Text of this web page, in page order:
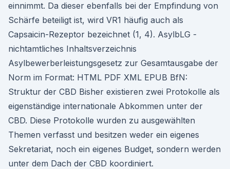
einnimmt. Da dieser ebenfalls bei der Empfindung von
Schärfe beteiligt ist, wird VR1 häufig auch als
Capsaicin-Rezeptor bezeichnet (1, 4). AsylbLG -
nichtamtliches Inhaltsverzeichnis
Asylbewerberleistungsgesetz zur Gesamtausgabe der
Norm im Format: HTML PDF XML EPUB BfN:
Struktur der CBD Bisher existieren zwei Protokolle als
eigenständige internationale Abkommen unter der
CBD. Diese Protokolle wurden zu ausgewählten
Themen verfasst und besitzen weder ein eigenes
Sekretariat, noch ein eigenes Budget, sondern werden
unter dem Dach der CBD koordiniert.